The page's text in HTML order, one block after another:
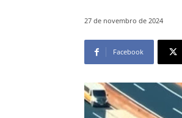
27 de novembro de 2024
Facebook